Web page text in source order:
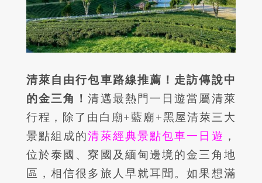
清萊自由行包車路線推薦！走訪傳說中
的金三角！清邁最熱門一日遊當屬清萊
行程，除了由白廟+藍廟+黑屋清萊三大
景點組成的清萊經典景點包車一日遊 ，
位於泰國、寮國及緬甸邊境的金三角地
區，相信很多旅人早就耳聞。如果想滿